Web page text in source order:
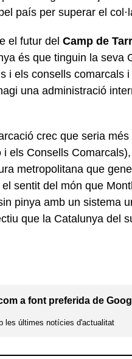
país per superar el
el futur del Camp de
és que tinguin la seva
i els consells comarcals
una administració
crec que seria
els Consells
metropolitana que
sentit del món que
pinya amb un sistema
que la Catalunya del
a font preferida de
les últimes notícies d'actualitat